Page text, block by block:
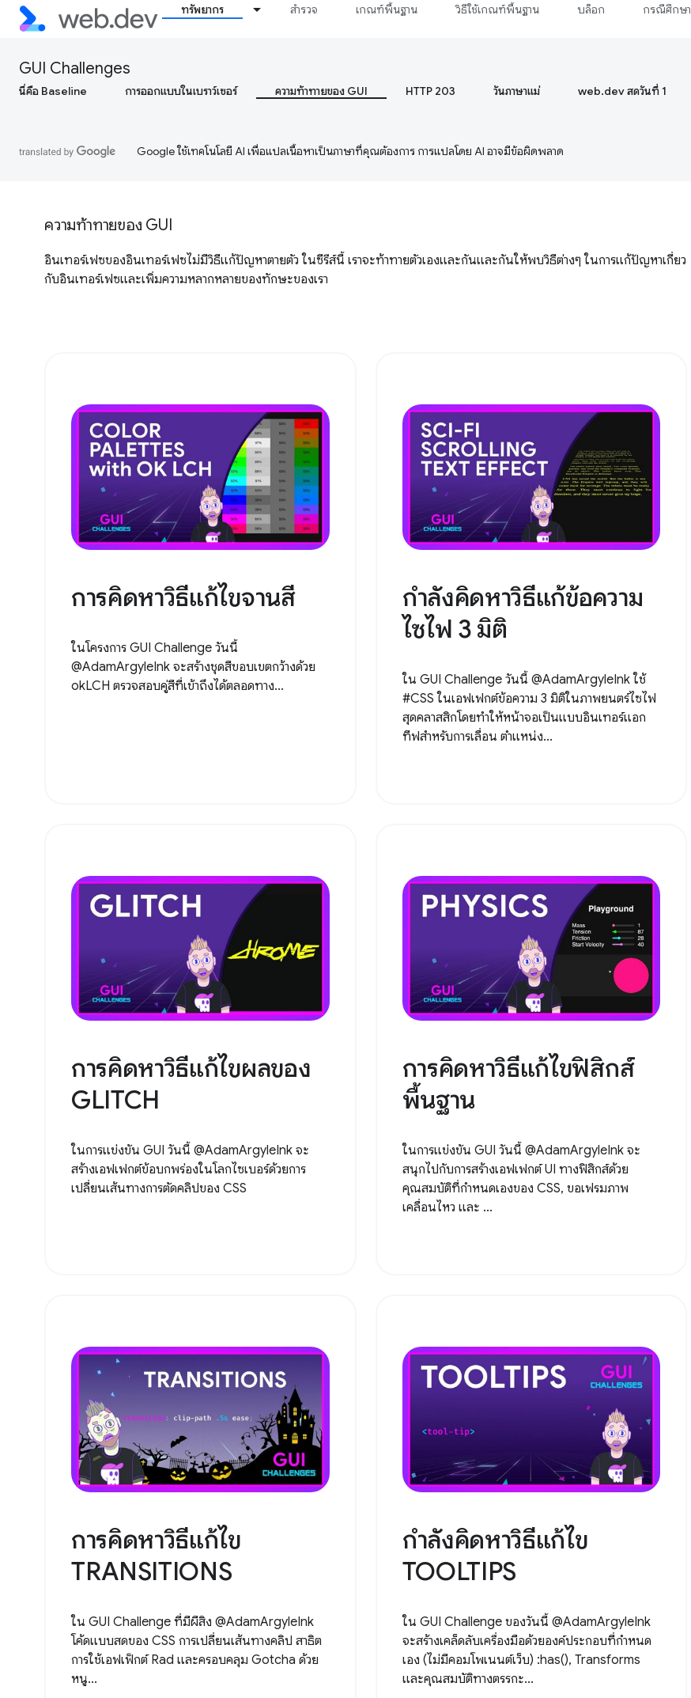
ทรัพยากร สำรวจ เกณฑ์พื้นฐาน วิธีใช้เกณฑ์พื้นฐาน บล็อก กรณีศึกษา
GUI Challenges
นี่คือ Baseline การออกแบบในเบราว์เซอร์ ความท้าทายของ GUI HTTP 203 วันภาษาแม่ web.dev สดวันที่ 1
Google ใช้เทคโนโลยี AI เพื่อแปลเนื้อหาเป็นภาษาที่คุณต้องการ การแปลโดย AI อาจมีข้อผิดพลาด
ความท้าทายของ GUI
อินเทอร์เฟซของอินเทอร์เฟซไม่มีวิธีแก้ปัญหาตายตัว ในซีรีส์นี้ เราจะท้าทายตัวเองและกันและกันให้พบวิธีต่างๆ ในการแก้ปัญหาเกี่ยว
กับอินเทอร์เฟซและเพิ่มความหลากหลายของทักษะของเรา
การคิดหาวิธีแก้ไขจานสี
ในโครงการ GUI Challenge วันนี้
@AdamArgyleInk จะสร้างชุดสีขอบเขตกว้างด้วย
okLCH ตรวจสอบคู่สีที่เข้าถึงได้ตลอดทาง...
กำลังคิดหาวิธีแก้ข้อความ
ไซไฟ 3 มิติ
ใน GUI Challenge วันนี้ @AdamArgyleInk ใช้
#CSS ในเอฟเฟกต์ข้อความ 3 มิติในภาพยนตร์ไซไฟ
สุดคลาสสิกโดยทำให้หน้าจอเป็นแบบอินเทอร์แอก
ทีฟสำหรับการเลื่อน ตำแหน่ง...
การคิดหาวิธีแก้ไขผลของ
GLITCH
ในการแข่งขัน GUI วันนี้ @AdamArgyleInk จะ
สร้างเอฟเฟกต์ข้อบกพร่องในโลกไซเบอร์ด้วยการ
เปลี่ยนเส้นทางการตัดคลิปของ CSS
การคิดหาวิธีแก้ไขฟิสิกส์
พื้นฐาน
ในการแข่งขัน GUI วันนี้ @AdamArgyleInk จะ
สนุกไปกับการสร้างเอฟเฟกต์ UI ทางฟิสิกส์ด้วย
คุณสมบัติที่กำหนดเองของ CSS, ขอเฟรมภาพ
เคลื่อนไหว และ ...
การคิดหาวิธีแก้ไข
TRANSITIONS
ใน GUI Challenge ที่มีผีสิง @AdamArgyleInk
โค้ดแบบสดของ CSS การเปลี่ยนเส้นทางคลิป สาธิต
การใช้เอฟเฟ็กต์ Rad และครอบคลุม Gotcha ด้วย
หนู...
กำลังคิดหาวิธีแก้ไข
TOOLTIPS
ใน GUI Challenge ของวันนี้ @AdamArgyleInk
จะสร้างเคล็ดลับเครื่องมือด้วยองค์ประกอบที่กำหนด
เอง (ไม่มีคอมโพเนนต์เว็บ) :has(), Transforms
และคุณสมบัติทางตรรกะ...